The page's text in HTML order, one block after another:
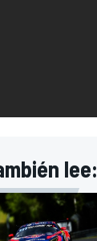
lee: